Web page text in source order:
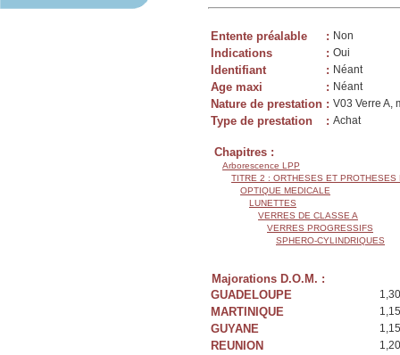
Entente préalable : Non
Indications : Oui
Identifiant : Néant
Age maxi : Néant
Nature de prestation : V03 Verre A,
Type de prestation : Achat
Chapitres :
Arborescence LPP
TITRE 2 : ORTHESES ET PROTHESES
OPTIQUE MEDICALE
LUNETTES
VERRES DE CLASSE A
VERRES PROGRESSIFS
SPHERO-CYLINDRIQUES
Majorations D.O.M. :
GUADELOUPE
MARTINIQUE
GUYANE
REUNION